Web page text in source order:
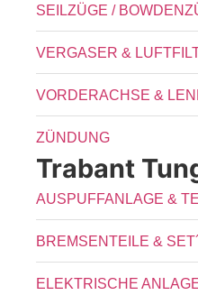
SEILZÜGE /
VERGASER &
VORDERACHSE &
ZÜNDUNG
Trabant
AUSPUFFANLAGE &
BREMSENTEILE &
ELEKTRISCHE